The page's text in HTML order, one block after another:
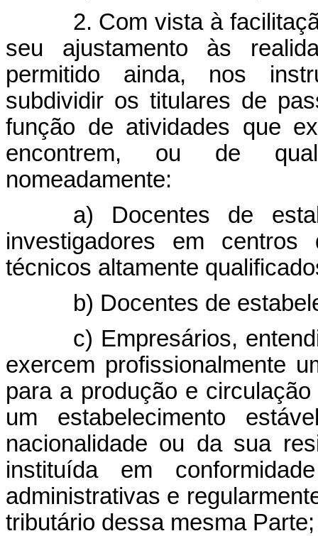
2. Com vista à
seu ajustamento às
permitido ainda, nos
subdividir os titulares de
função de atividades que
encontrem, ou de
nomeadamente:
a) Docentes de
investigadores em centros
técnicos altamente
b) Docentes de
c) Empresários,
exercem profissionalmente
para a produção e
um estabelecimento
nacionalidade ou da sua
instituída em
administrativas e
tributário dessa mesma Parte;